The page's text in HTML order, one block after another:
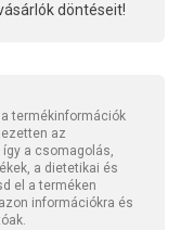
döntéseit!
termékinformációk
az
a csomagolás,
a dietetikai és
el a terméken
információkra és